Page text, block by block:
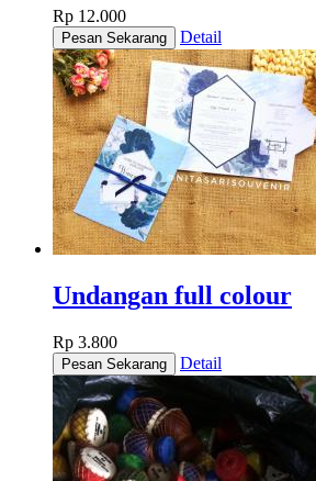
Rp 12.000
Detail
Undangan full colour
Rp 3.800
Detail